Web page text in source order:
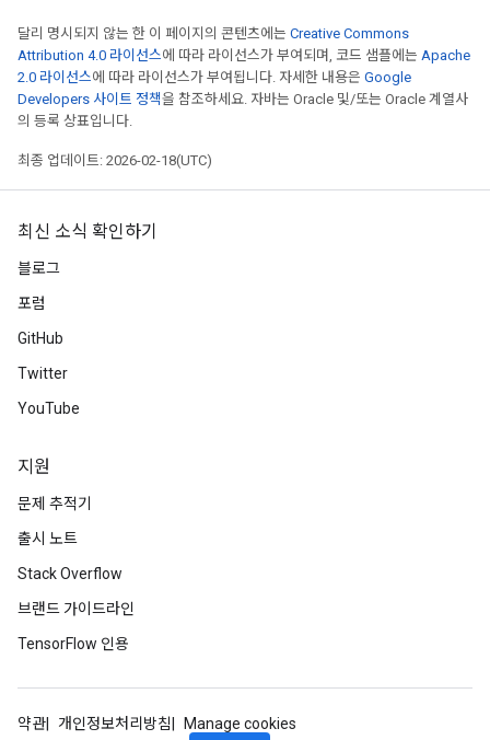
달리 명시되지 않는 한 이 페이지의 콘텐츠에는 Creative Commons
Attribution 4.0 라이선스에 따라 라이선스가 부여되며, 코드 샘플에는 Apache
2.0 라이선스에 따라 라이선스가 부여됩니다. 자세한 내용은 Google
Developers 사이트 정책을 참조하세요. 자바는 Oracle 및/또는 Oracle 계열사
의 등록 상표입니다.
최종 업데이트: 2026-02-18(UTC)
최신 소식 확인하기
블로그
포럼
GitHub
Twitter
YouTube
지원
문제 추적기
출시 노트
Stack Overflow
브랜드 가이드라인
TensorFlow 인용
약관 개인정보처리방침 Manage cookies